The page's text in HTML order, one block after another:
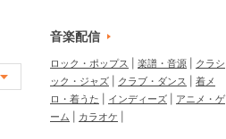
音楽配信
ロック・ポップス 楽譜・音源
クラシ
ック・ジャズ
クラブ・ダンス
着メ
ロ・着うた
インディーズ
アニメ・ゲ
ーム
カラオケ